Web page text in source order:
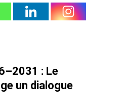
: Le
un dialogue